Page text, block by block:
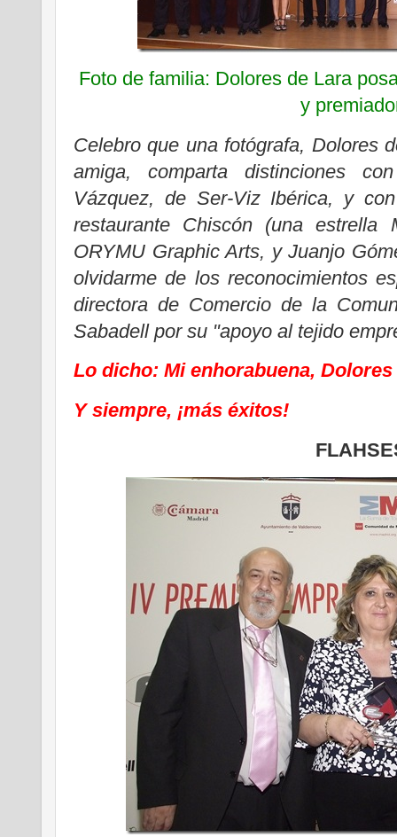
Foto de familia: Dolores de Lara
y
Celebro que una fotógrafa, Dolores
amiga, comparta distinciones
Vázquez, de Ser-Viz Ibérica, y
restaurante Chiscón (una estrella
ORYMU Graphic Arts, y Juanjo
olvidarme de los reconocimientos
directora de Comercio de la
Sabadell por su "apoyo al tejido
Lo dicho: Mi enhorabuena, Dolores
Y siempre, ¡más éxitos!